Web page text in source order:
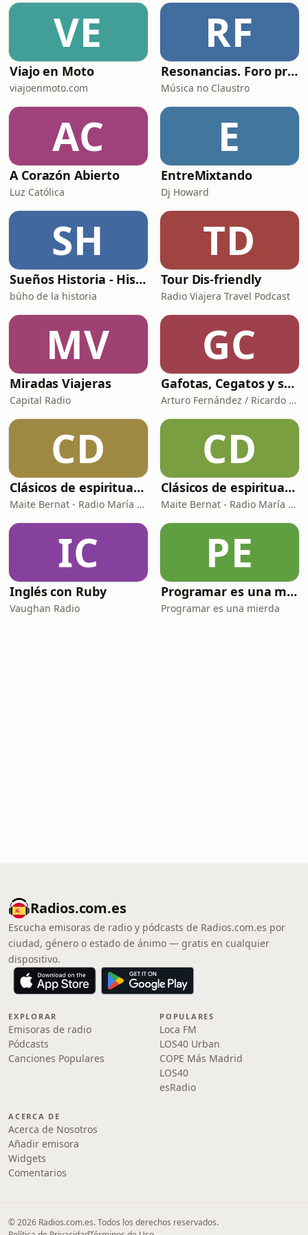
eso los otros dos movimientos, como
era su costumbre, son heroicos,
luchadores, lum&iacute;nicos.
Beethoven quiere &
VE
Viajo en Moto
viajoenmoto.com
RF
Resonancias. Foro profesional de instrumentos musicais
Música no Claustro
AC
A Corazón Abierto
Luz Católica
E
EntreMixtando
Dj Howard
SH
Sueños Historia - Histórico Podcast de historia relajada para dormir
búho de la historia
TD
Tour Dis-friendly
Radio Viajera Travel Podcast
MV
Miradas Viajeras
Capital Radio
GC
Gafotas, Cegatos y sus Aparatos - Podcast
Arturo Fernández / Ricardo Abad
CD
Clásicos de espiritualidad: El arte de aprovechar nuestras faltas
Maite Bernat - Radio María España
CD
Clásicos de espiritualidad: El combate espiritual
Maite Bernat - Radio María ESP
IC
Inglés con Ruby
Vaughan Radio
PE
Programar es una mierda
Programar es una mierda
Radios.com.es
Escucha emisoras de radio y pódcasts de Radios.com.es por
ciudad, género o estado de ánimo — gratis en cualquier
dispositivo.
EXPLORAR
Emisoras de radio
Pódcasts
Canciones Populares
POPULARES
Loca FM
LOS40 Urban
COPE Más Madrid
LOS40
esRadio
ACERCA DE
Acerca de Nosotros
Añadir emisora
Widgets
Comentarios
© 2026 Radios.com.es. Todos los derechos reservados.